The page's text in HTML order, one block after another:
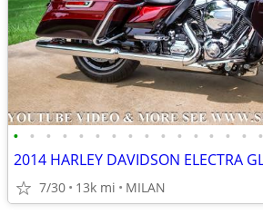
• • • • • • • • • • • • • • • •
7/30 13k mi MILAN